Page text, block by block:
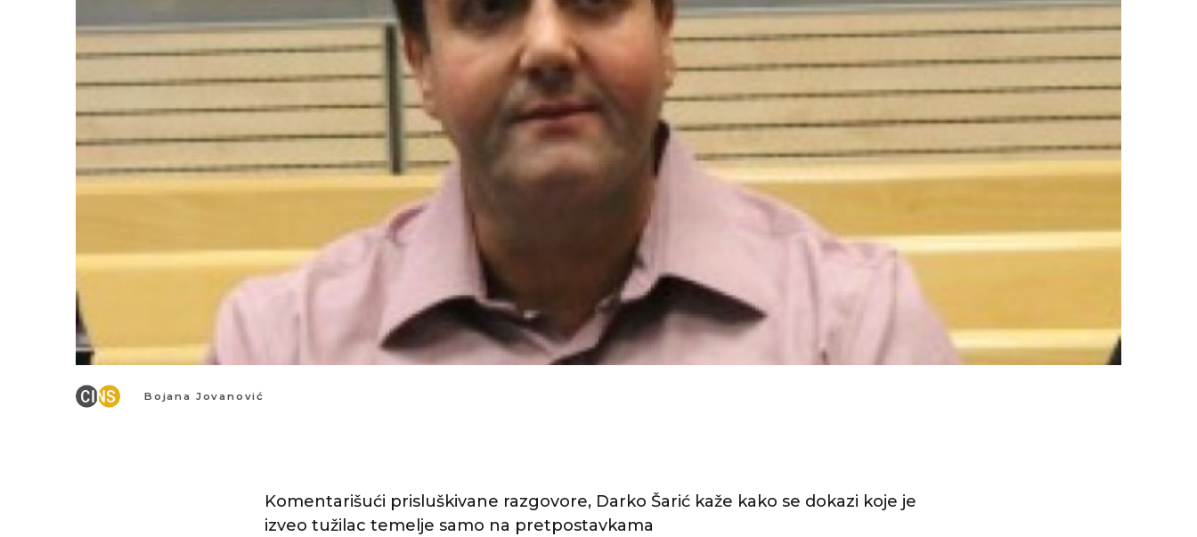
Bojana Jovanović
Komentarišući prisluškivane razgovore, Darko Šarić kaže kako se dokazi koje je
izveo tužilac temelje samo na pretpostavkama